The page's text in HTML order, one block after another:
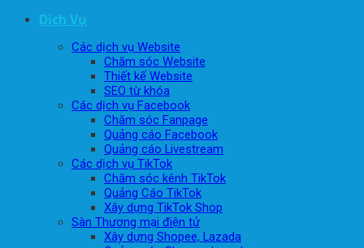
Dịch Vụ
Các dịch vụ Website
Chăm sóc Website
Thiết kế Website
SEO từ khóa
Các dịch vụ Facebook
Chăm sóc Fanpage
Quảng cáo Facebook
Quảng cáo Livestream
Các dịch vụ TikTok
Chăm sóc kênh TikTok
Quảng Cáo TikTok
Xây dựng TikTok Shop
Sàn Thương mại điện tử
Xây dựng Shopee, Lazada